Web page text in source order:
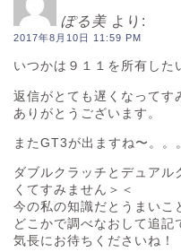
ぽる美 より:
2017年8月10日 11:59 PM
いつかは９１１を所有した
返信がとても遅くなってす
ありがとうございます。
またGT3が出ますね〜。。。
ダブルクラッチとデュアル
くてすみません＞＜
今の私の知識だとうまいこ
どこかで調べなおして追記
気長にお待ちくださいね！